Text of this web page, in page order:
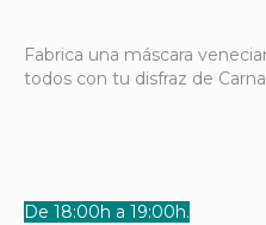
Fabrica una máscara
todos con tu disfraz de
De 18:00h a 19:00h.